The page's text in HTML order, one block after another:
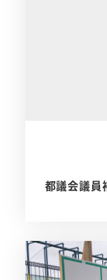
都議会議員